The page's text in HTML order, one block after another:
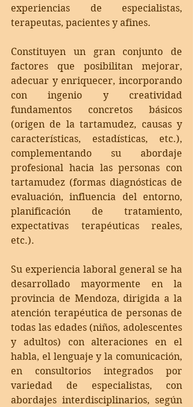
experiencias de especialistas,
terapeutas, pacientes y afines.
Constituyen un gran conjunto de
factores que posibilitan mejorar,
adecuar y enriquecer, incorporando
con ingenio y creatividad
fundamentos concretos básicos
(origen de la tartamudez, causas y
características, estadísticas, etc.),
complementando su abordaje
profesional hacia las personas con
tartamudez (formas diagnósticas de
evaluación, influencia del entorno,
planificación de tratamiento,
expectativas terapéuticas reales,
etc.).
Su experiencia laboral general se ha
desarrollado mayormente en la
provincia de Mendoza, dirigida a la
atención terapéutica de personas de
todas las edades (niños, adolescentes
y adultos) con alteraciones en el
habla, el lenguaje y la comunicación,
en consultorios integrados por
variedad de especialistas, con
abordajes interdisciplinarios, según